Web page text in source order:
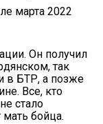
марта 2022
Он получил
так
в БТР, а позже
Все, кто
стало
мать бойца.